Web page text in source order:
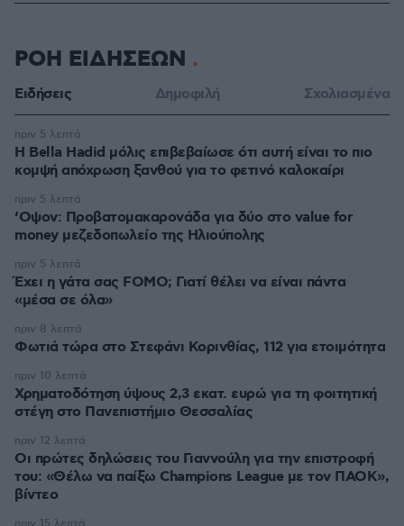
ΡΟΗ ΕΙΔΗΣΕΩΝ
Ειδήσεις Δημοφιλή Σχολιασμένα
Η Bella Hadid μόλις επιβεβαίωσε ότι αυτή είναι το πιο
κομψή απόχρωση ξανθού για το φετινό καλοκαίρι
πριν 5 λεπτά
‘Οψον: Προβατομακαρονάδα για δύο στο value for
money μεζεδοπωλείο της Ηλιούπολης
πριν 5 λεπτά
Έχει η γάτα σας FOMO; Γιατί θέλει να είναι πάντα
«μέσα σε όλα»
πριν 5 λεπτά
Φωτιά τώρα στο Στεφάνι Κορινθίας, 112 για ετοιμότητα
πριν 8 λεπτά
Χρηματοδότηση ύψους 2,3 εκατ. ευρώ για τη φοιτητική
στέγη στο Πανεπιστήμιο Θεσσαλίας
πριν 10 λεπτά
Οι πρώτες δηλώσεις του Γιαννούλη για την επιστροφή
του: «Θέλω να παίξω Champions League με τον ΠΑΟΚ»,
βίντεο
πριν 12 λεπτά